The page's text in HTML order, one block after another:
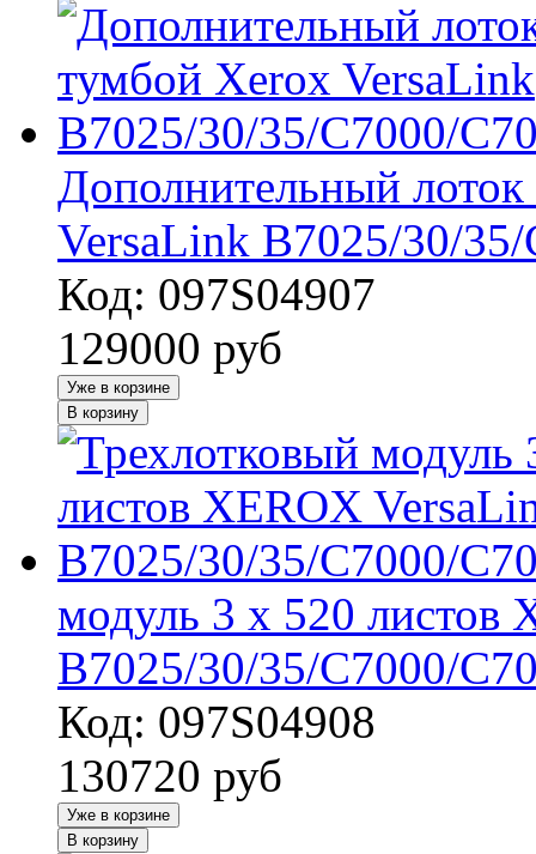
Дополнительный
VersaLink B7025/30/
Код: 097S04907
129000 руб
Уже в корзине
В корзину
модуль 3 х 520 листов
B7025/30/35/C7000/
Код: 097S04908
130720 руб
Уже в корзине
В корзину